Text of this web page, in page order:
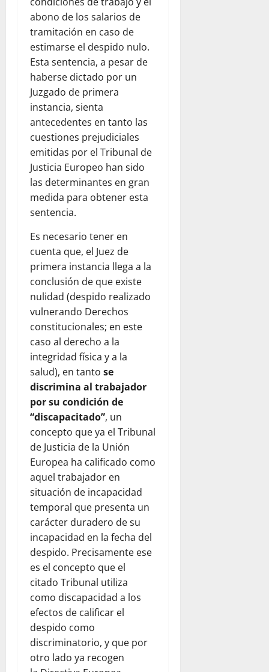
abono de los salarios de
tramitación en caso de
estimarse el despido nulo.
Esta sentencia, a pesar de
haberse dictado por un
Juzgado de primera
instancia, sienta
antecedentes en tanto las
cuestiones prejudiciales
emitidas por el Tribunal de
Justicia Europeo han sido
las determinantes en gran
medida para obtener esta
sentencia.
Es necesario tener en
cuenta que, el Juez de
primera instancia llega a la
conclusión de que existe
nulidad (despido realizado
vulnerando Derechos
constitucionales; en este
caso al derecho a la
integridad física y a la
salud), en tanto se
discrimina al trabajador
por su condición de
“discapacitado”, un
concepto que ya el Tribunal
de Justicia de la Unión
Europea ha calificado como
aquel trabajador en
situación de incapacidad
temporal que presenta un
carácter duradero de su
incapacidad en la fecha del
despido. Precisamente ese
es el concepto que el
citado Tribunal utiliza
como discapacidad a los
efectos de calificar el
despido como
discriminatorio, y que por
otro lado ya recogen